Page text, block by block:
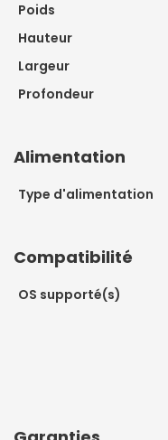
Poids
Hauteur
Largeur
Profondeur
Alimentation
Type d'alimentation
Compatibilité
OS supporté(s)